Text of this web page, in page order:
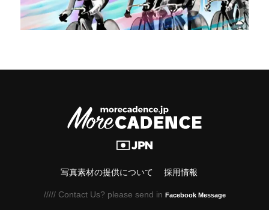
写真素材の提供について 採用情報
///// Contact Us? please send in Facebook Message